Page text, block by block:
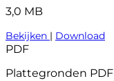
3,0 MB
Bekijken | Download
PDF
Plattegronden PDF